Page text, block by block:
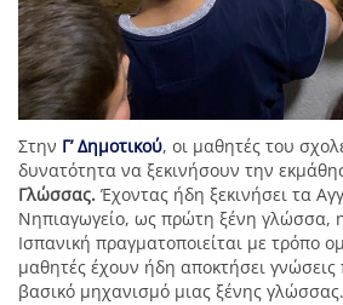
Στην Γ’ Δημοτικού, οι μαθητές του
δυνατότητα να ξεκινήσουν την
Γλώσσας. Έχοντας ήδη ξεκινήσει τα
Νηπιαγωγείο, ως πρώτη ξένη γλώσσα,
Ισπανική πραγματοποιείται με τρόπο
μαθητές έχουν ήδη αποκτήσει
βασικό μηχανισμό μιας ξένης γλώσσας.